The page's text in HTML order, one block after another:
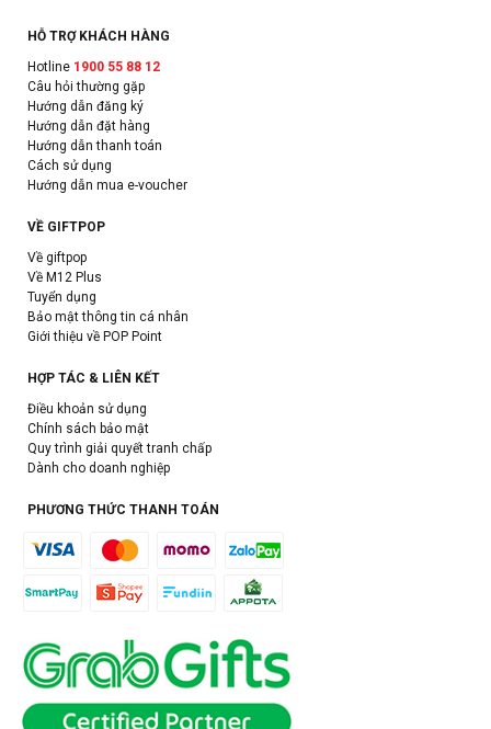
HỖ TRỢ KHÁCH HÀNG
Hotline 1900 55 88 12
Câu hỏi thường gặp
Hướng dẫn đăng ký
Hướng dẫn đặt hàng
Hướng dẫn thanh toán
Cách sử dụng
Hướng dẫn mua e-voucher
VỀ GIFTPOP
Về giftpop
Về M12 Plus
Tuyển dụng
Bảo mật thông tin cá nhân
Giới thiệu về POP Point
HỢP TÁC & LIÊN KẾT
Điều khoản sử dụng
Chính sách bảo mật
Quy trình giải quyết tranh chấp
Dành cho doanh nghiệp
PHƯƠNG THỨC THANH TOÁN